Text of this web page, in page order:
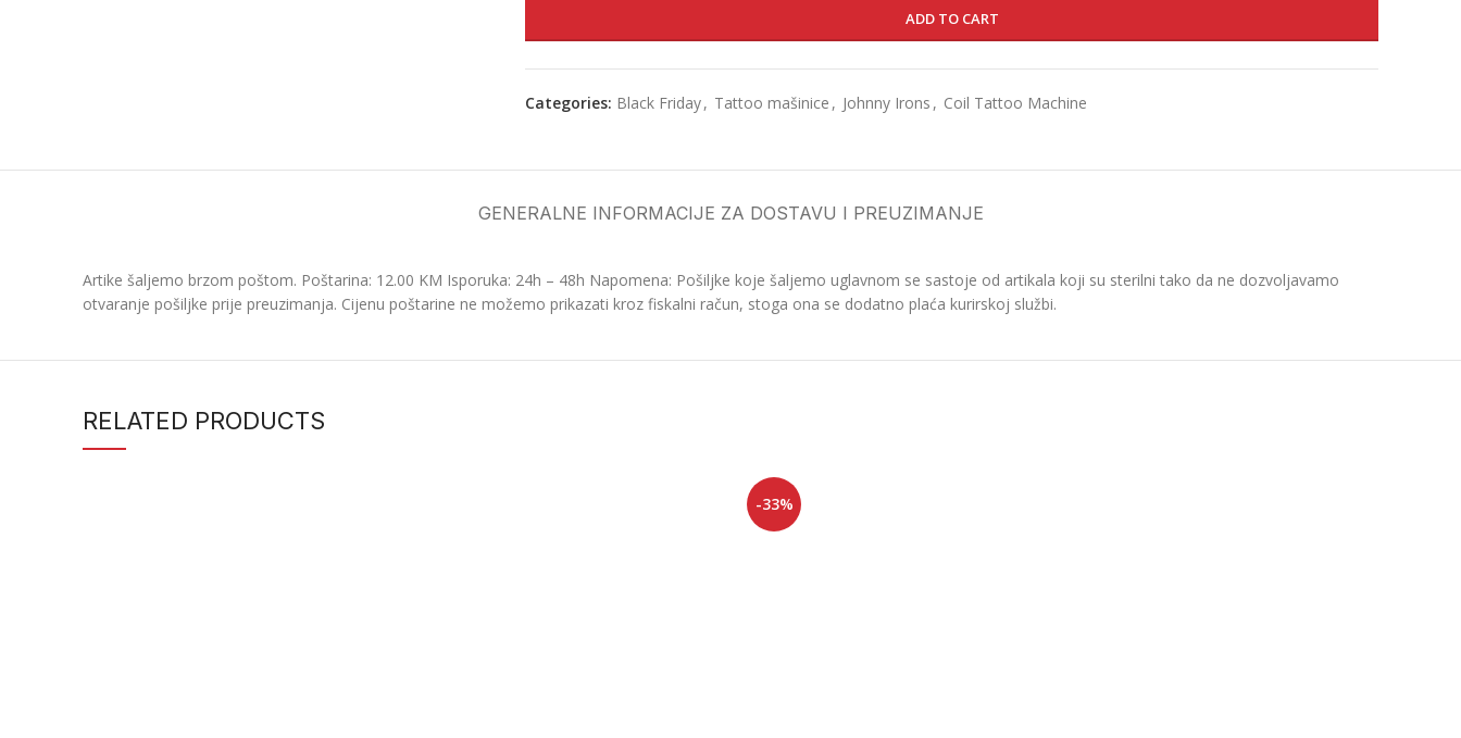
ADD TO CART
Categories: Black Friday, Tattoo mašinice , Johnny Irons , Coil Tattoo Machine
GENERALNE INFORMACIJE ZA DOSTAVU I PREUZIMANJE
Artike šaljemo brzom poštom. Poštarina: 12.00 KM Isporuka: 24h – 48h Napomena: Pošiljke koje šaljemo uglavnom se sastoje od artikala koji su sterilni tako da ne dozvoljavamo
otvaranje pošiljke prije preuzimanja. Cijenu poštarine ne možemo prikazati kroz fiskalni račun, stoga ona se dodatno plaća kurirskoj službi.
RELATED PRODUCTS
-33%